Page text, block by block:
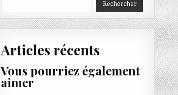
Rechercher
Articles récents
Vous pourriez également
aimer